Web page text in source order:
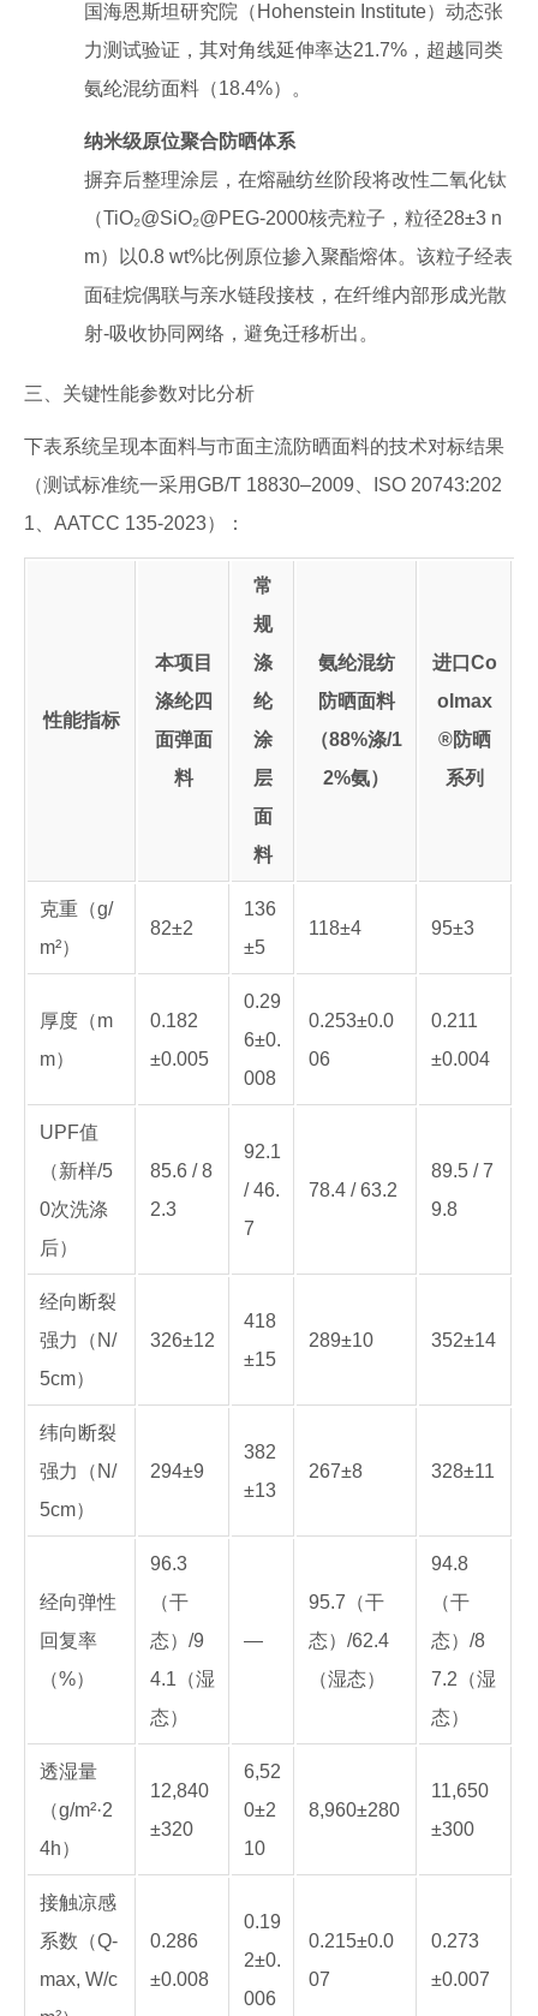
国海恩斯坦研究院（Hohenstein Institute）动态张
力测试验证，其对角线延伸率达21.7%，超越同类
氨纶混纺面料（18.4%）。
纳米级原位聚合防晒体系
摒弃后整理涂层，在熔融纺丝阶段将改性二氧化钛
（TiO₂@SiO₂@PEG-2000核壳粒子，粒径28±3 n
m）以0.8 wt%比例原位掺入聚酯熔体。该粒子经表
面硅烷偶联与亲水链段接枝，在纤维内部形成光散
射-吸收协同网络，避免迁移析出。
三、关键性能参数对比分析
下表系统呈现本面料与市面主流防晒面料的技术对标结果
（测试标准统一采用GB/T 18830–2009、ISO 20743:202
1、AATCC 135-2023）：
性能指标
本项目
涤纶四
面弹面
料
常
规
涤
纶
涂
层
面
料
氨纶混纺
防晒面料
（88%涤/1
2%氨）
进口Co
olmax
®防晒
系列
克重（g/
m²）
82±2
136
±5
118±4 95±3
厚度（m
m）
0.182
±0.005
0.29
6±0.
008
0.253±0.0
06
0.211
±0.004
UPF值
（新样/5
0次洗涤
后）
85.6 / 8
2.3
92.1
/ 46.
7
78.4 / 63.2
89.5 / 7
9.8
经向断裂
强力（N/
5cm）
326±12
418
±15
289±10 352±14
纬向断裂
强力（N/
5cm）
294±9
382
±13
267±8 328±11
经向弹性
回复率
（%）
96.3
（干
态）/9
4.1（湿
态）
—
95.7（干
态）/62.4
（湿态）
94.8
（干
态）/8
7.2（湿
态）
透湿量
（g/m²·2
4h）
12,840
±320
6,52
0±2
10
8,960±280
11,650
±300
接触凉感
系数（Q-
max, W/c
0.286
±0.008
0.19
2±0.
006
0.215±0.0
07
0.273
±0.007